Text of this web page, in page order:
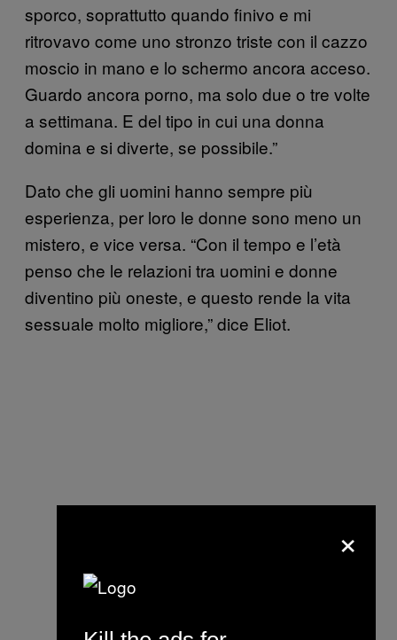
sporco, soprattutto quando finivo e mi
ritrovavo come uno stronzo triste con il cazzo
moscio in mano e lo schermo ancora acceso.
Guardo ancora porno, ma solo due o tre volte
a settimana. E del tipo in cui una donna
domina e si diverte, se possibile.”
Dato che gli uomini hanno sempre più
esperienza, per loro le donne sono meno un
mistero, e vice versa. “Con il tempo e l’età
penso che le relazioni tra uomini e donne
diventino più oneste, e questo rende la vita
sessuale molto migliore,” dice Eliot.
×